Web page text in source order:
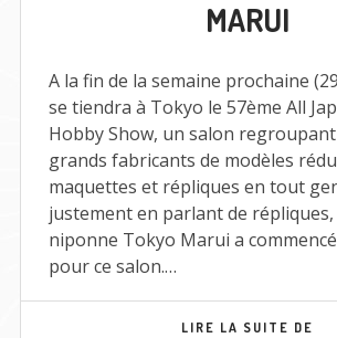
MARUI
A la fin de la semaine prochaine
se tiendra à Tokyo le 57ème All
Hobby Show, un salon
grands fabricants de modèles
maquettes et répliques en tout
justement en parlant de
niponne Tokyo Marui a
pour ce salon.…
LIRE LA SUITE DE